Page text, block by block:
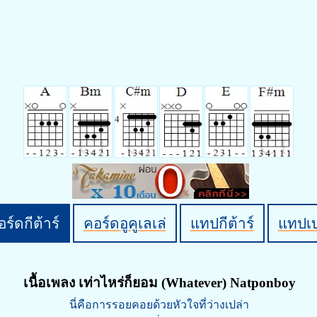
ร์ดกีต้าร์ คอร์ดอูคูเลเล่ แทปกีต้าร์ แทปเ
เนื้อเพลง เท่าไหร่ก็ยอม (Whatever) Natponboy
นี่คือการรอยคอยด้วยหัวใจที่ว่างเปล่า